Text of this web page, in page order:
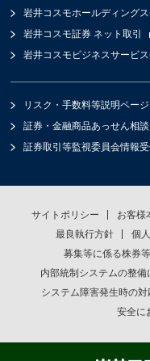
岩井コスモホールディング
岩井コスモ証券 ネット取引
岩井コスモビジネスサービ
リスク・手数料等説明ページ
証券・金融商品あっせん相
証券取引等監視委員会情報
サイトポリシー お客様
最良執行方針
個
募集等に係る株券
内部統制システムの整
システム障害発生時の対
安全に